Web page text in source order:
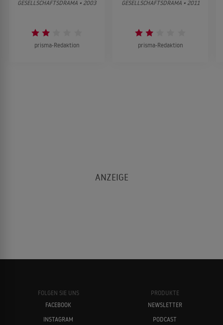
GESELLSCHAFTSDRAMA • 2003
prisma-Redaktion
GESELLSCHAFTSDRAMA • 2011
prisma-Redaktion
FOLGEN SIE UNS
FACEBOOK
INSTAGRAM
PRODUKTE
NEWSLETTER
PODCAST